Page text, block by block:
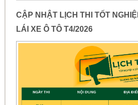
CẬP NHẬT LỊCH THI TỐT
LÁI XE Ô TÔ T4/2026